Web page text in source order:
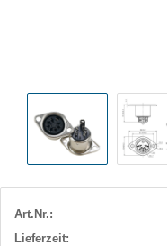
Art.Nr.:
Lieferzeit: